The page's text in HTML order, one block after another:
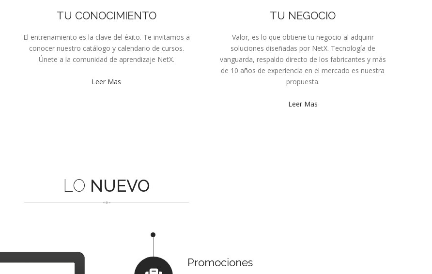
TU CONOCIMIENTO
El entrenamiento es la clave del éxito. Te invitamos a
conocer nuestro catálogo y calendario de cursos.
Únete a la comunidad de aprendizaje NetX.
Leer Mas
TU NEGOCIO
Valor, es lo que obtiene tu negocio al adquirir
soluciones diseñadas por NetX. Tecnología de
vanguarda, respaldo directo de los fabricantes y más
de 10 años de experiencia en el mercado es nuestra
propuesta.
Leer Mas
LO NUEVO
Promociones